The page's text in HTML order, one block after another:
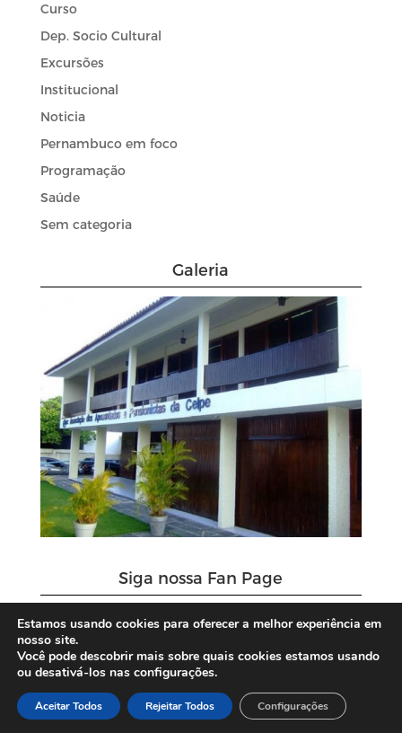
Curso
Dep. Socio Cultural
Excursões
Institucional
Noticia
Pernambuco em foco
Programação
Saúde
Sem categoria
Galeria
Siga nossa Fan Page
Estamos usando cookies para oferecer a melhor experiência em
nosso site.
Você pode descobrir mais sobre quais cookies estamos usando
ou desativá-los nas configurações.
Aceitar Todos Rejeitar Todos Configurações